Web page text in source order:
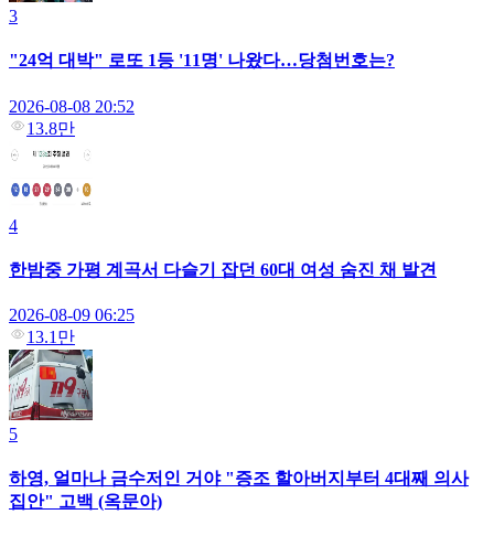
3
"24억 대박" 로또 1등 '11명' 나왔다…당첨번호는?
2026-08-08 20:52
13.8만
4
한밤중 가평 계곡서 다슬기 잡던 60대 여성 숨진 채 발견
2026-08-09 06:25
13.1만
5
하영, 얼마나 금수저인 거야 "증조 할아버지부터 4대째 의사
집안" 고백 (옥문아)